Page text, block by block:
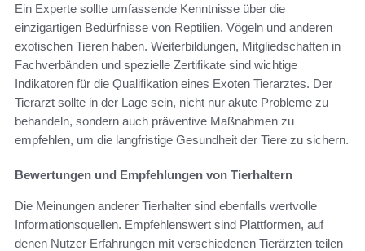
Ein Experte sollte umfassende Kenntnisse über die
einzigartigen Bedürfnisse von Reptilien, Vögeln und anderen
exotischen Tieren haben. Weiterbildungen, Mitgliedschaften in
Fachverbänden und spezielle Zertifikate sind wichtige
Indikatoren für die Qualifikation eines Exoten Tierarztes. Der
Tierarzt sollte in der Lage sein, nicht nur akute Probleme zu
behandeln, sondern auch präventive Maßnahmen zu
empfehlen, um die langfristige Gesundheit der Tiere zu sichern.
Bewertungen und Empfehlungen von Tierhaltern
Die Meinungen anderer Tierhalter sind ebenfalls wertvolle
Informationsquellen. Empfehlenswert sind Plattformen, auf
denen Nutzer Erfahrungen mit verschiedenen Tierärzten teilen